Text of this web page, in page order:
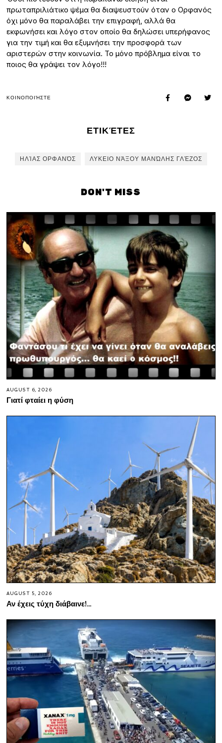
πρωταπριλιάτικο ψέμα θα διαψευστούν όταν ο Ορφανός
όχι μόνο θα παραλάβει την επιγραφή, αλλά θα
εκφωνήσει και λόγο στον οποίο θα δηλώσει υπερήφανος
για την τιμή και θα εξυμνήσει την προσφορά των
αριστερών στην κοινωνία. Το μόνο πρόβλημα είναι το
ποιος θα γράψει τον λόγο!!!
ΚΟΙΝΟΠΟΙΉΣΤΕ
ΕΤΙΚΈΤΕΣ
ΗΛΊΑΣ ΟΡΦΑΝΌΣ ΛΥΚΕΙΟ ΝΆΞΟΥ ΜΑΝΏΛΗΣ ΓΛΈΖΟΣ
DON'T MISS
AUGUST 6, 2026
Γιατί φταίει η φύση
AUGUST 5, 2026
Αν έχεις τύχη διάβαινε!…